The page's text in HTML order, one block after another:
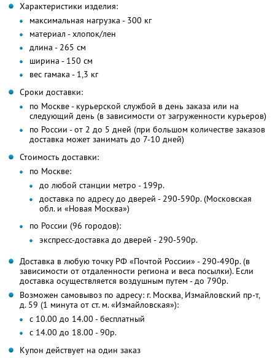
Характеристики изделия:
максимальная нагрузка - 300 кг
материал - хлопок/лен
длина - 265 см
ширина - 150 см
вес гамака - 1,3 кг
Сроки доставки:
по Москве - курьерской службой в день заказа или на
следующий день (в зависимости от загруженности курьеров)
по России - от 2 до 5 дней (при большом количестве заказов
доставка может занимать до 7-10 дней)
Стоимость доставки:
по Москве:
до любой станции метро - 199р.
доставка по адресу до дверей - 290-590р. (Московская
обл. и «Новая Москва»)
по России (96 городов):
экспресс-доставка до дверей - 290-590р.
Доставка в любую точку РФ «Почтой России» - 290-490р. (в
зависимости от отдаленности региона и веса посылки). Если
доставка осуществляется воздушным путем - до 790р.
Возможен самовывоз по адресу: г. Москва, Измайловский пр-т,
д. 59 (1 минута от ст. м. «Измайловская»):
с 10.00 до 14.00 - бесплатный
с 14.00 до 18.00 - 90р.
Купон действует на один заказ